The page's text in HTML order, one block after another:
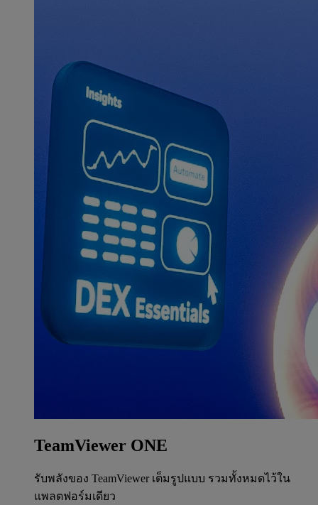
TeamViewer ONE
รับพลังของ TeamViewer เต็มรูปแบบ รวมทั้งหมดไว้ใน
แพลตฟอร์มเดียว